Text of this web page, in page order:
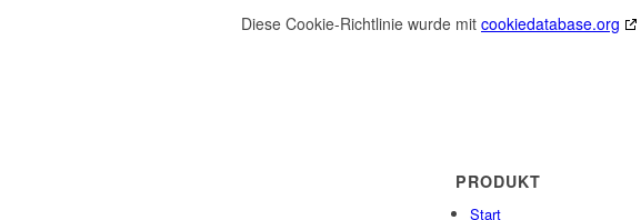
Diese Cookie-Richtlinie wurde mit cookiedatabase.org
PRODUKT
Start